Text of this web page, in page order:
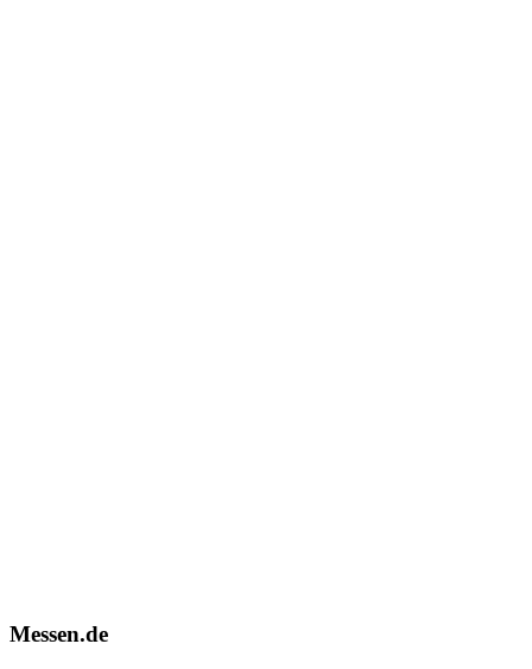
Messen.de